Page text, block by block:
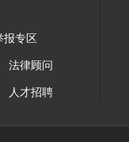
报专区
法律顾问
人才招聘